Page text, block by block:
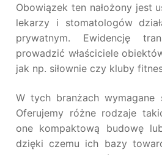
Obowiązek ten nałożony jest
lekarzy i stomatologów
prywatnym. Ewidencję
prowadzić właściciele
jak np. siłownie czy kluby
W tych branżach wymagane
Oferujemy różne rodzaje
one kompaktową budowę
dzięki czemu ich bazy